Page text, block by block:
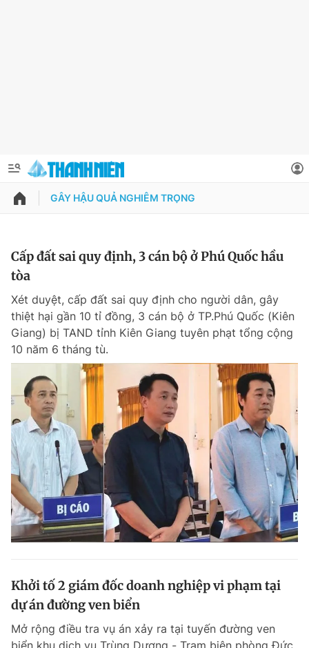
QUẢNG CÁO
Chuyên mục khác
Chào ngày mới
Tin thị trường Tin 360
Video Magazine
Sản phẩm khác
Tiện ích Bạn cần biết
Thông tin tài khoản
Tin đã lưu
Tin đã xem
Đăng xuất
GÂY HẬU QUẢ NGHIÊM TRỌNG
Cấp đất sai quy định, 3 cán bộ ở Phú Quốc hầu
tòa
Xét duyệt, cấp đất sai quy định cho người dân, gây
thiệt hại gần 10 tỉ đồng, 3 cán bộ ở TP.Phú Quốc (Kiên
Giang) bị TAND tỉnh Kiên Giang tuyên phạt tổng cộng
10 năm 6 tháng tù.
Khởi tố 2 giám đốc doanh nghiệp vi phạm tại
dự án đường ven biển
Mở rộng điều tra vụ án xảy ra tại tuyến đường ven
biển khu dịch vụ Trùng Dương - Trạm biên phòng Đức